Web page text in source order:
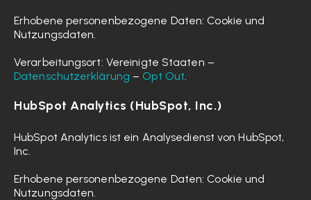
Erhobene personenbezogene Daten: Cookie und
Nutzungsdaten.
Verarbeitungsort: Vereinigte Staaten –
Datenschutzerklärung – Opt Out
HubSpot Analytics (HubSpot, Inc.)
HubSpot Analytics ist ein Analysedienst von HubSpot,
Inc.
Erhobene personenbezogene Daten: Cookie und
Nutzungsdaten.